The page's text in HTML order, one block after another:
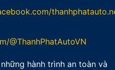
@ThanhPhatAutoVN
hành trình an toàn và